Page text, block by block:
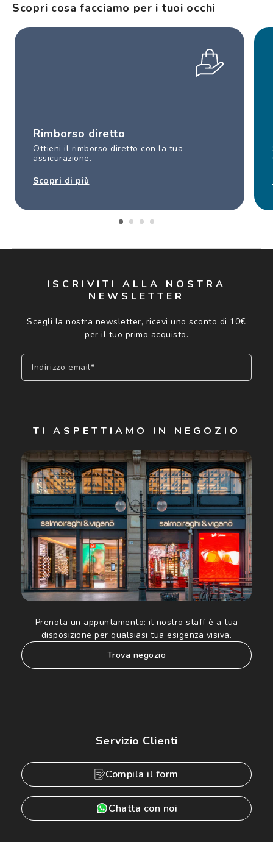
Scopri cosa facciamo per i tuoi occhi
Rimborso diretto
Ottieni il rimborso diretto con la tua
assicurazione.
Scopri di più
ISCRIVITI ALLA NOSTRA
NEWSLETTER
Scegli la nostra newsletter, ricevi uno sconto di 10€
per il tuo primo acquisto.
Indirizzo email*
Cliccando su "Iscriviti", confermo di avere più di 16 anni e
acconsento all'utilizzo dei miei Dati Personali da parte di
Luxottica Group S.p.A. per l'invio di offerte speciali, novità
ed altre comunicazioni di carattere pubblicitario (consultare
Informativa sulla privacyper ulteriori informazioni).
TI ASPETTIAMO IN NEGOZIO
Prenota un appuntamento: il nostro staff è a tua
disposizione per qualsiasi tua esigenza visiva.
trova negozio
Servizio Clienti
Compila il form
Chatta con noi